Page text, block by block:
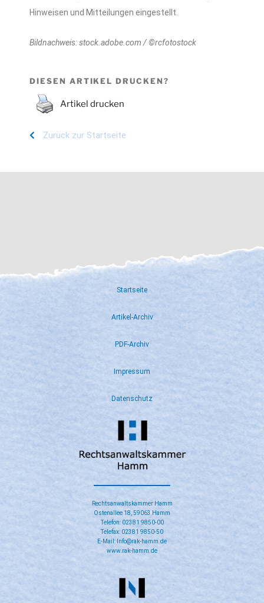
Hinweisen und Mitteilungen eingestellt.
Bildnachweis: stock.adobe.com / ©rcfotostock
DIESEN ARTIKEL DRUCKEN?
Artikel drucken
Zurück zur Startseite
Startseite
Artikel-Archiv
PDF-Archiv
Impressum
Datenschutz
Rechtsanwaltskammer Hamm
Ostenallee 18, 59063 Hamm
Telefon: 02381 9850-00
Telefax: 02381 9850-50
E-Mail: Info@rak-hamm.de
www.rak-hamm.de